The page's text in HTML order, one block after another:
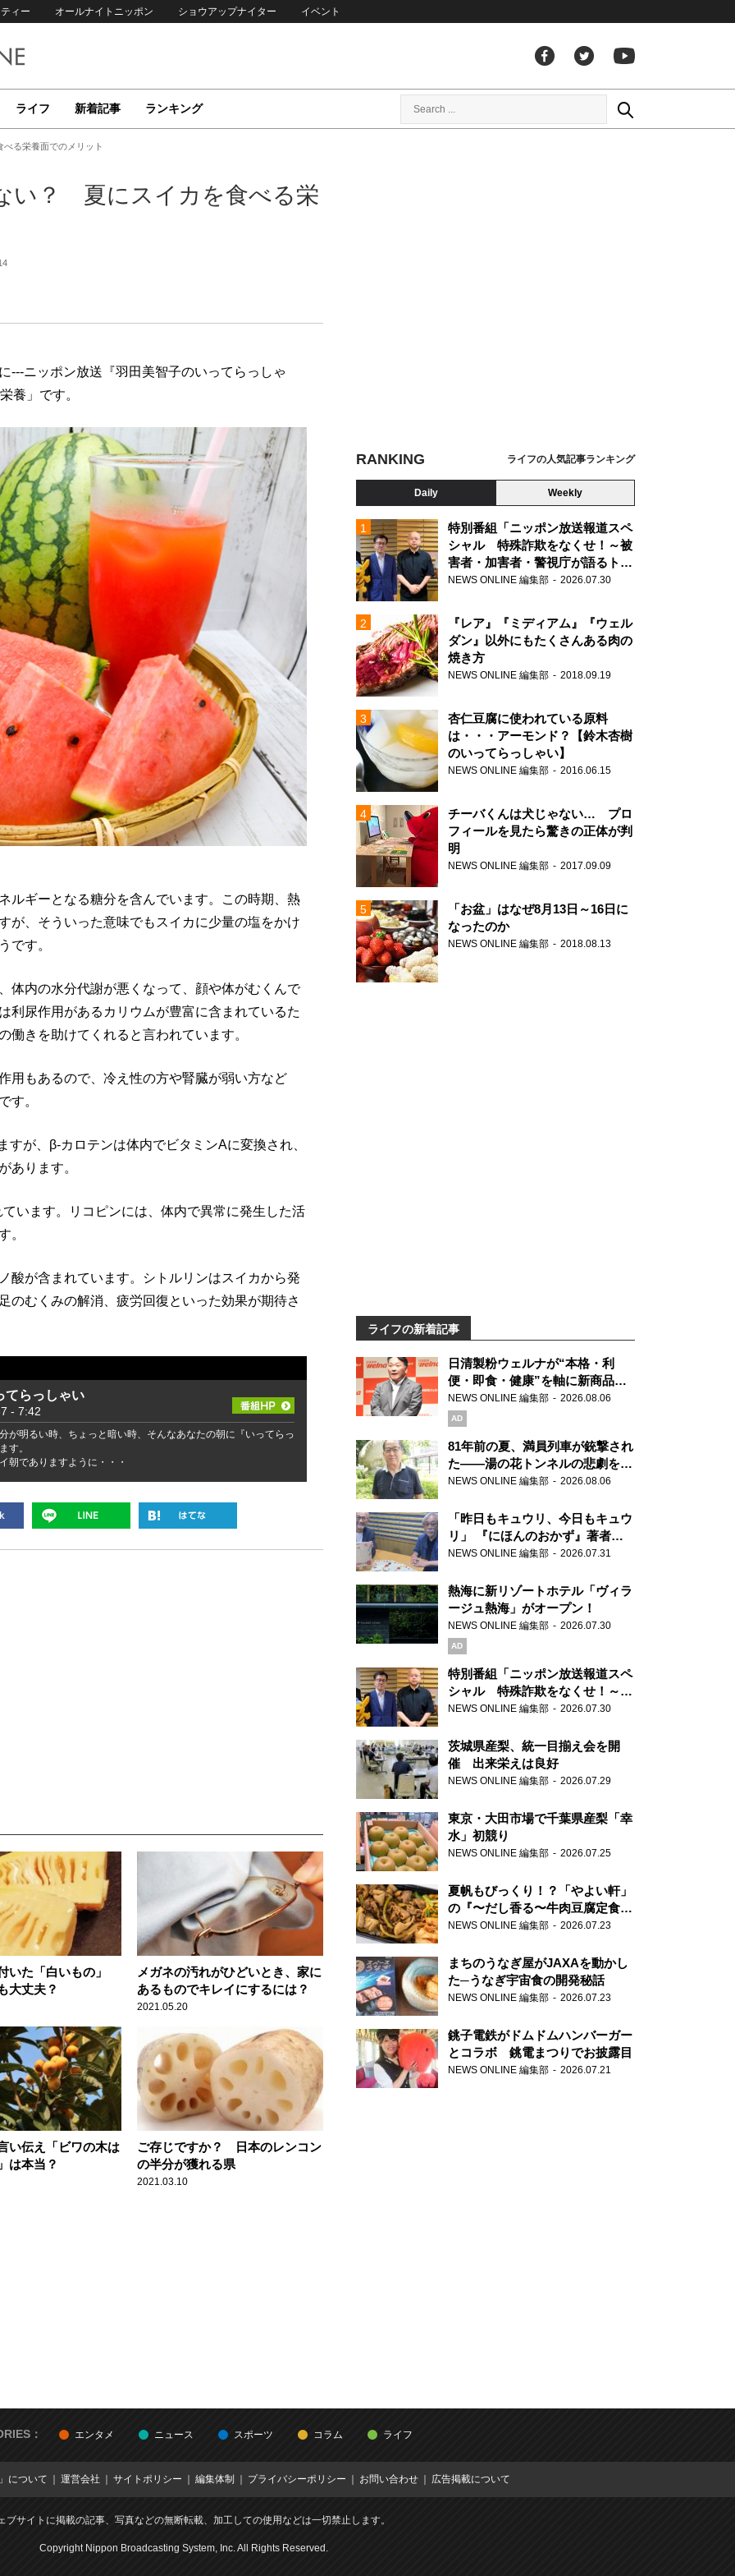
ィー オールナイトニッポン ショウアップナイター イベント
ライフ 新着記事 ランキング
る栄養面でのメリット
い？ 夏にスイカを食べる栄
---ニッポン放送『羽田美智子のいってらっしゃ
養」です。
ルギーとなる糖分を含んでいます。この時期、熱
が、そういった意味でもスイカに少量の塩をかけ
です。
体内の水分代謝が悪くなって、顔や体がむくんで
利尿作用があるカリウムが豊富に含まれているた
働きを助けてくれると言われています。
用もあるので、冷え性の方や腎臓が弱い方など
す。
が、β-カロテンは体内でビタミンAに変換され、
あります。
います。リコピンには、体内で異常に発生した活
。
酸が含まれています。シトルリンはスイカから発
のむくみの解消、疲労回復といった効果が期待さ
てらっしゃい
- 7:42
が明るい時、ちょっと暗い時、そんなあなたの朝に『いってらっ
す。
朝でありますように・・・
いた「白いもの」
丈夫？
メガネの汚れがひどいとき、家に
あるものでキレイにするには？
2021.05.20
い伝え「ビワの木は
は本当？
ご存じですか？ 日本のレンコン
の半分が獲れる県
2021.03.10
RANKING ライフの人気記事ランキング
Daily Weekly
特別番組「ニッポン放送報道スペ
シャル 特殊詐欺をなくせ！～被
害者・加害者・警視庁が語るトク
リュウの実態～」放送
NEWS ONLINE 編集部 2026.07.30
『レア』『ミディアム』『ウェル
ダン』以外にもたくさんある肉の
焼き方
NEWS ONLINE 編集部 2018.09.19
杏仁豆腐に使われている原料
は・・・アーモンド？【鈴木杏樹
のいってらっしゃい】
NEWS ONLINE 編集部 2016.06.15
チーバくんは犬じゃない… プロ
フィールを見たら驚きの正体が判
明
NEWS ONLINE 編集部 2017.09.09
「お盆」はなぜ8月13日～16日に
なったのか
NEWS ONLINE 編集部 2018.08.13
ライフの新着記事
日清製粉ウェルナが“本格・利
便・即食・健康”を軸に新商品を
展開 「マ・マー」「青の洞窟」
ブランドを強化
NEWS ONLINE 編集部 2026.08.06
AD
81年前の夏、満員列車が銃撃され
た――湯の花トンネルの悲劇を語
り継ぐ男性
NEWS ONLINE 編集部 2026.08.06
「昨日もキュウリ、今日もキュウ
リ」 『にほんのおかず』著者が
見つけた家庭料理の知恵
NEWS ONLINE 編集部 2026.07.31
熱海に新リゾートホテル「ヴィラ
ージュ熱海」がオープン！
NEWS ONLINE 編集部 2026.07.30
AD
特別番組「ニッポン放送報道スペ
シャル 特殊詐欺をなくせ！～被
害者・加害者・警視庁が語るトク
NEWS ONLINE 編集部 2026.07.30
茨城県産梨、統一目揃え会を開
催 出来栄えは良好
NEWS ONLINE 編集部 2026.07.29
東京・大田市場で千葉県産梨「幸
水」初競り
NEWS ONLINE 編集部 2026.07.25
夏帆もびっくり！？「やよい軒」
の『〜だし香る〜牛肉豆腐定食』
が香り高すぎる
NEWS ONLINE 編集部 2026.07.23
まちのうなぎ屋がJAXAを動かし
た─うなぎ宇宙食の開発秘話
NEWS ONLINE 編集部 2026.07.23
銚子電鉄がドムドムハンバーガー
とコラボ 銚電まつりでお披露目
NEWS ONLINE 編集部 2026.07.21
： エンタメ ニュース スポーツ コラム ライフ
について 運営会社 サイトポリシー 編集体制 プライバシーポリシー お問い合わせ 広告掲載について
ブサイトに掲載の記事、写真などの無断転載、加工しての使用などは一切禁止します。
Copyright Nippon Broadcasting System, Inc. All Rights Reserved.